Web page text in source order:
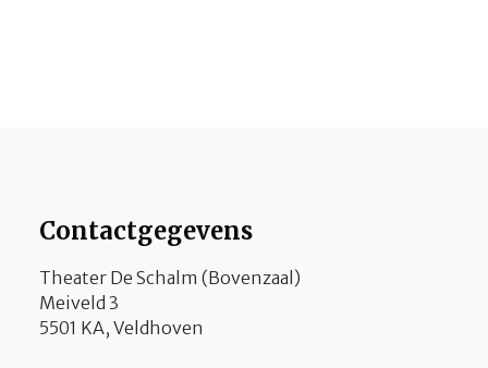
Contactgegevens
Theater De Schalm (Bovenzaal)
Meiveld 3
5501 KA, Veldhoven